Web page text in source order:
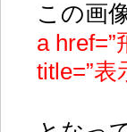
この画
a
title=”